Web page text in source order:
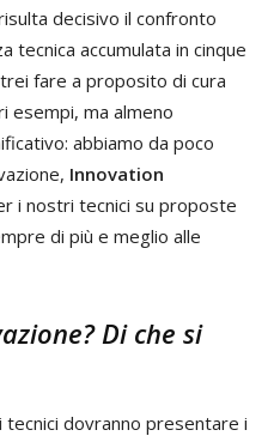
decisivo il confronto
tecnica accumulata in cinque
fare a proposito di cura
esempi, ma almeno
abbiamo da poco
Innovation
i nostri tecnici su proposte
di più e meglio alle
Di che si
dovranno presentare i